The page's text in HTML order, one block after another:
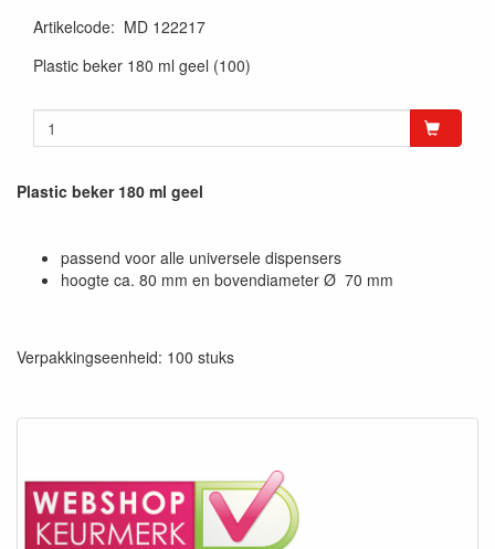
Artikelcode: MD 122217
Plastic beker 180 ml geel (100)
Plastic beker 180 ml geel
passend voor alle universele dispensers
hoogte ca. 80 mm en bovendiameter Ø 70 mm
Verpakkingseenheid: 100 stuks